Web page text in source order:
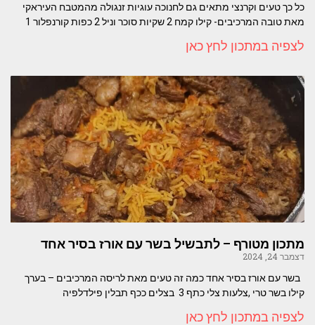
כל כך טעים וקרנצי מתאים גם לחנוכה עוגיות זנגולה מהמטבח העיראקי
מאת טובה המרכיבים- קילו קמח 2 שקיות סוכר וניל 2 כפות קורנפלור 1
לצפיה במתכון לחץ כאן
מתכון מטורף – לתבשיל בשר עם אורז בסיר אחד
דצמבר 24, 2024
בשר עם אורז בסיר אחד כמה זה טעים מאת לריסה המרכיבים – בערך
קילו בשר טרי ,צלעות צלי כתף 3 בצלים ככף תבלין פילדלפיה
לצפיה במתכון לחץ כאן